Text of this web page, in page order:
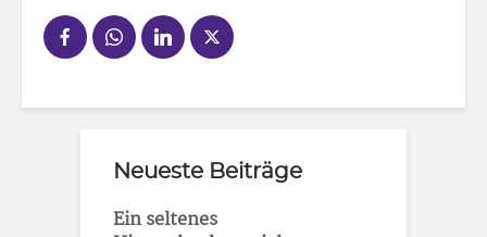
Neueste Beiträge
Ein seltenes